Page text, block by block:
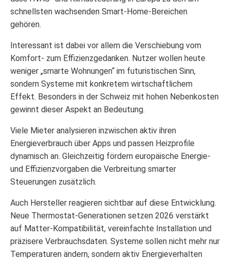
schnellsten wachsenden Smart-Home-Bereichen
gehören.
Interessant ist dabei vor allem die Verschiebung vom
Komfort- zum Effizienzgedanken. Nutzer wollen heute
weniger „smarte Wohnungen“ im futuristischen Sinn,
sondern Systeme mit konkretem wirtschaftlichem
Effekt. Besonders in der Schweiz mit hohen Nebenkosten
gewinnt dieser Aspekt an Bedeutung.
Viele Mieter analysieren inzwischen aktiv ihren
Energieverbrauch über Apps und passen Heizprofile
dynamisch an. Gleichzeitig fördern europäische Energie-
und Effizienzvorgaben die Verbreitung smarter
Steuerungen zusätzlich.
Auch Hersteller reagieren sichtbar auf diese Entwicklung.
Neue Thermostat-Generationen setzen 2026 verstärkt
auf Matter-Kompatibilität, vereinfachte Installation und
präzisere Verbrauchsdaten. Systeme sollen nicht mehr nur
Temperaturen ändern, sondern aktiv Energieverhalten